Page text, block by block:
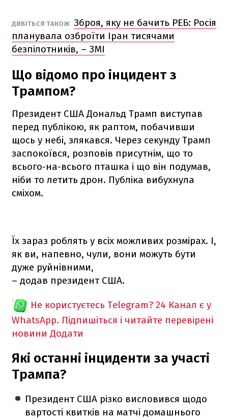
ДИВІТЬСЯ ТАКОЖ Зброя, яку не бачить РЕБ: Росія
планувала озброїти Іран тисячами
безпілотників, – ЗМІ
Що відомо про інцидент з
Трампом?
Президент США Дональд Трамп виступав
перед публікою, як раптом, побачивши
щось у небі, злякався. Через секунду Трамп
заспокоївся, розповів присутнім, що то
всього-на-всього пташка і що він подумав,
ніби то летить дрон. Публіка вибухнула
сміхом.
Їх зараз роблять у всіх можливих розмірах. І,
як ви, напевно, чули, вони можуть бути
дуже руйнівними,
– додав президент США.
Не користуєтесь Telegram? 24 Канал є у
WhatsApp. Підпишіться і читайте перевірені
новини Додати
Які останні інциденти за участі
Трампа?
Президент США різко висловився щодо
вартості квитків на матчі домашнього